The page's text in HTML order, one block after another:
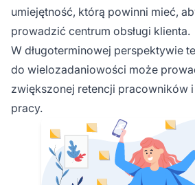
umiejętność, którą powinni mieć,
prowadzić centrum obsługi klienta.
W długoterminowej perspektywie
do wielozadaniowości może
zwiększonej retencji pracowników
pracy.